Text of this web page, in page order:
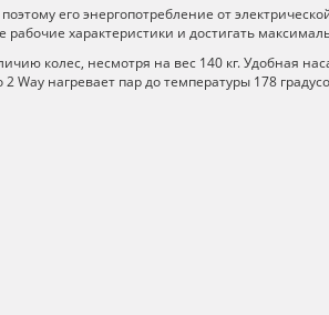
его энергопотребление от
характеристики и достигать
колес, несмотря на вес 140 кг. Удобная
Way нагревает пар до температуры 178